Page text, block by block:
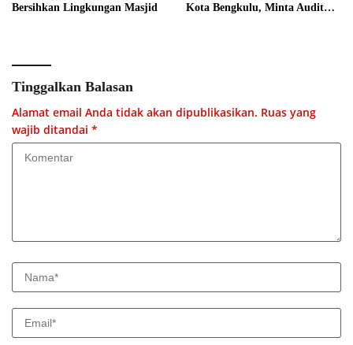
Bersihkan Lingkungan Masjid
Kota Bengkulu, Minta Audit
Tinggalkan Balasan
Alamat email Anda tidak akan dipublikasikan. Ruas yang
wajib ditandai *